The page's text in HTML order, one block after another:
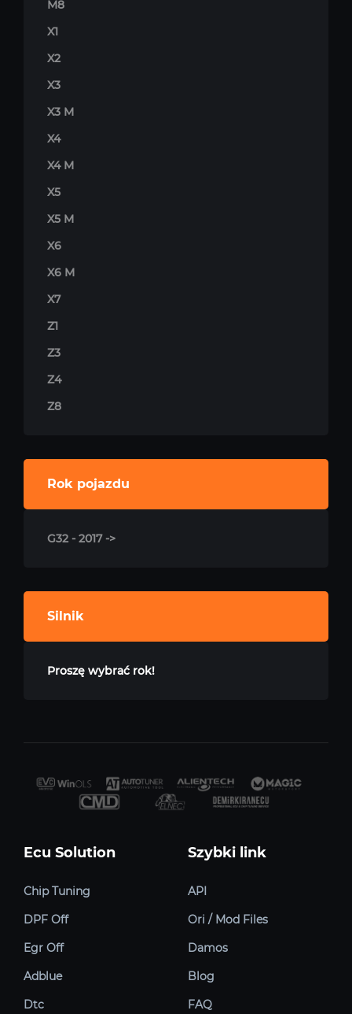
M8
X1
X2
X3
X3 M
X4
X4 M
X5
X5 M
X6
X6 M
X7
Z1
Z3
Z4
Z8
Rok pojazdu
G32 - 2017 ->
Silnik
Proszę wybrać rok!
Ecu Solution
Chip Tuning
DPF Off
Egr Off
Adblue
Dtc
Szybki link
API
Ori / Mod Files
Damos
Blog
FAQ